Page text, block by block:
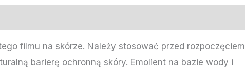
filmu na skórze. Należy stosować przed rozpoczęciem
barierę ochronną skóry. Emolient na bazie wody i